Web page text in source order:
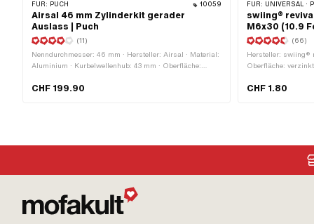
FÜR: PUCH 10059
Airsal 46 mm Zylinderkit gerader
Auslass | Puch
(11)
Nenndurchmesser: 46 mm · Hersteller: Airsal · Material:
Aluminium · Kurbelwellenhub: 43 mm · Oberfläche:
(Standardgewinde) · Lochabstand Einlass: 38 mm · Ø
Anwendungsbereich: Tuning
CHF 199.90
FÜR: UNIVERSAL · PUCH · SACHS ·
swiing®
M6x30 (10.9
(66)
Hersteller: swiing®
Oberfläche:
Nenndurchmesser
CHF 1.80